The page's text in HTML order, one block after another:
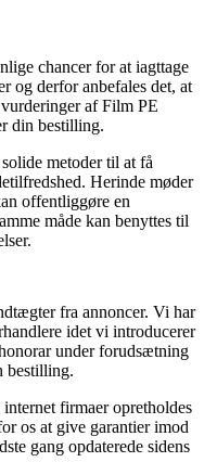
chancer for at iagttage
og derfor anbefales det, at
af Film PE
din bestilling.
metoder til at få
Herinde møder
offentliggøre en
måde kan benyttes til
fra annoncer. Vi har
idet vi introducerer
under forudsætning
bestilling.
firmaer opretholdes
os at give garantier imod
gang opdaterede sidens